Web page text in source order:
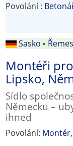
Povolání :
Sasko ▪
Montéři
Lipsko,
Sídlo
Německu –
ihned
Povolání: Montér,